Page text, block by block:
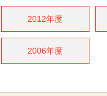
2012年度
2006年度